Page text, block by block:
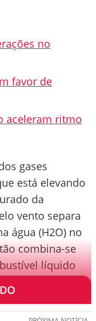
no
favor de
aceleram ritmo
gases
está elevando
da
vento separa
água (H2O) no
combina-se
líquido